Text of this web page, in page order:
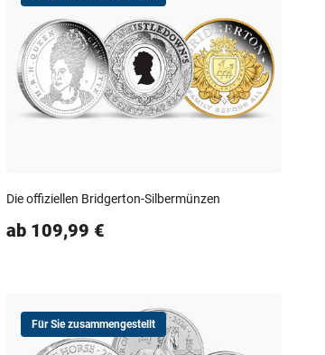
Die offiziellen Bridgerton‑Silbermünzen
ab 109,99 €
Für Sie zusammengestellt